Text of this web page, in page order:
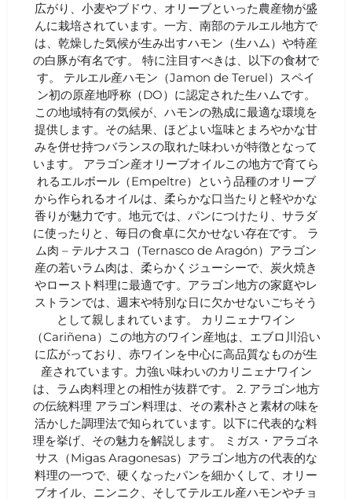
広がり、小麦やブドウ、オリーブといった農産物が盛
んに栽培されています。一方、南部のテルエル地方で
は、乾燥した気候が生み出すハモン（生ハム）や特産
の白豚が有名です。 特に注目すべきは、以下の食材で
す。 テルエル産ハモン（Jamon de Teruel）スペイ
ン初の原産地呼称（DO）に認定された生ハムです。
この地域特有の気候が、ハモンの熟成に最適な環境を
提供します。その結果、ほどよい塩味とまろやかな甘
みを併せ持つバランスの取れた味わいが特徴となって
います。 アラゴン産オリーブオイルこの地方で育てら
れるエルボール（Empeltre）という品種のオリーブ
から作られるオイルは、柔らかな口当たりと軽やかな
香りが魅力です。地元では、パンにつけたり、サラダ
に使ったりと、毎日の食卓に欠かせない存在です。 ラ
ム肉 – テルナスコ（Ternasco de Aragón）アラゴン
産の若いラム肉は、柔らかくジューシーで、炭火焼き
やロースト料理に最適です。アラゴン地方の家庭やレ
ストランでは、週末や特別な日に欠かせないごちそう
として親しまれています。 カリニェナワイン
（Cariñena）この地方のワイン産地は、エブロ川沿い
に広がっており、赤ワインを中心に高品質なものが生
産されています。力強い味わいのカリニェナワイン
は、ラム肉料理との相性が抜群です。 2. アラゴン地方
の伝統料理 アラゴン料理は、その素朴さと素材の味を
活かした調理法で知られています。以下に代表的な料
理を挙げ、その魅力を解説します。 ミガス・アラゴネ
サス（Migas Aragonesas）アラゴン地方の代表的な
料理の一つで、硬くなったパンを細かくして、オリー
ブオイル、ニンニク、そしてテルエル産ハモンやチョ